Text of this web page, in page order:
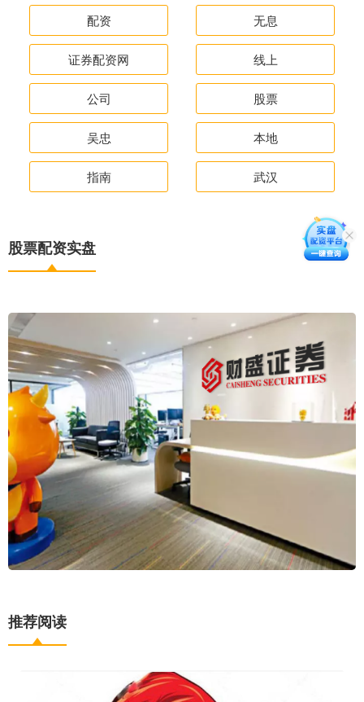
配资 无息
证券配资网 线上
公司 股票
吴忠 本地
指南 武汉
股票配资实盘
推荐阅读